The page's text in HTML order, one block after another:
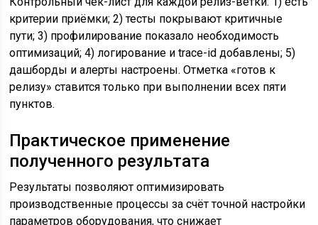
критерии приёмки; 2) тесты покрывают критичные
пути; 3) профилирование показало необходимость
оптимизаций; 4) логирование и trace-id добавлены; 5)
дашборды и алерты настроены. Отметка «готов к
релизу» ставится только при выполнении всех пяти
пунктов.
Практическое применение
полученного результата
Результаты позволяют оптимизировать
производственные процессы за счёт точной настройки
параметров оборудования, что снижает